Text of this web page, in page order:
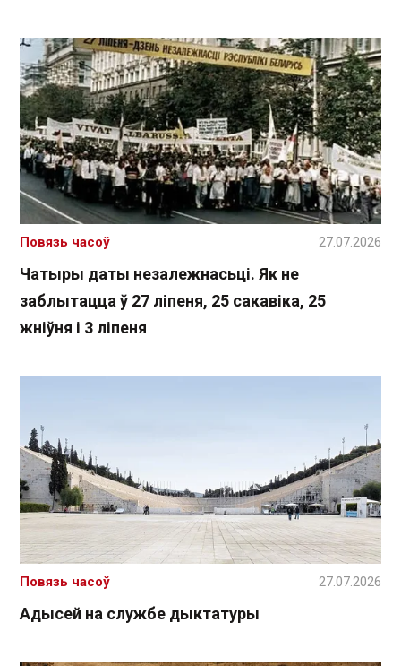
Чатыры даты незалежнасьці. Як не
заблытацца ў 27 ліпеня, 25 сакавіка, 25
жніўня і 3 ліпеня
Повязь часоў 27.07.2026
Адысей на службе дыктатуры
Повязь часоў 27.07.2026